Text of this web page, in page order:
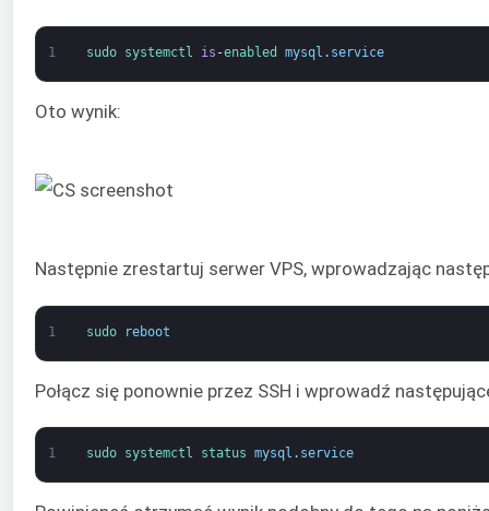
1 sudo systemctl is -enabled mysql . service
Oto wynik:
Następnie zrestartuj serwer VPS, wprowadzając
1 sudo reboot
Połącz się ponownie przez SSH i wprowadź
1 sudo systemctl status mysql . service